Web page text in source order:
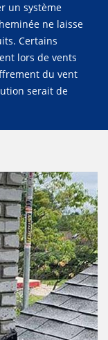
un système
ne laisse
Certains
lors de vents
du vent
serait de